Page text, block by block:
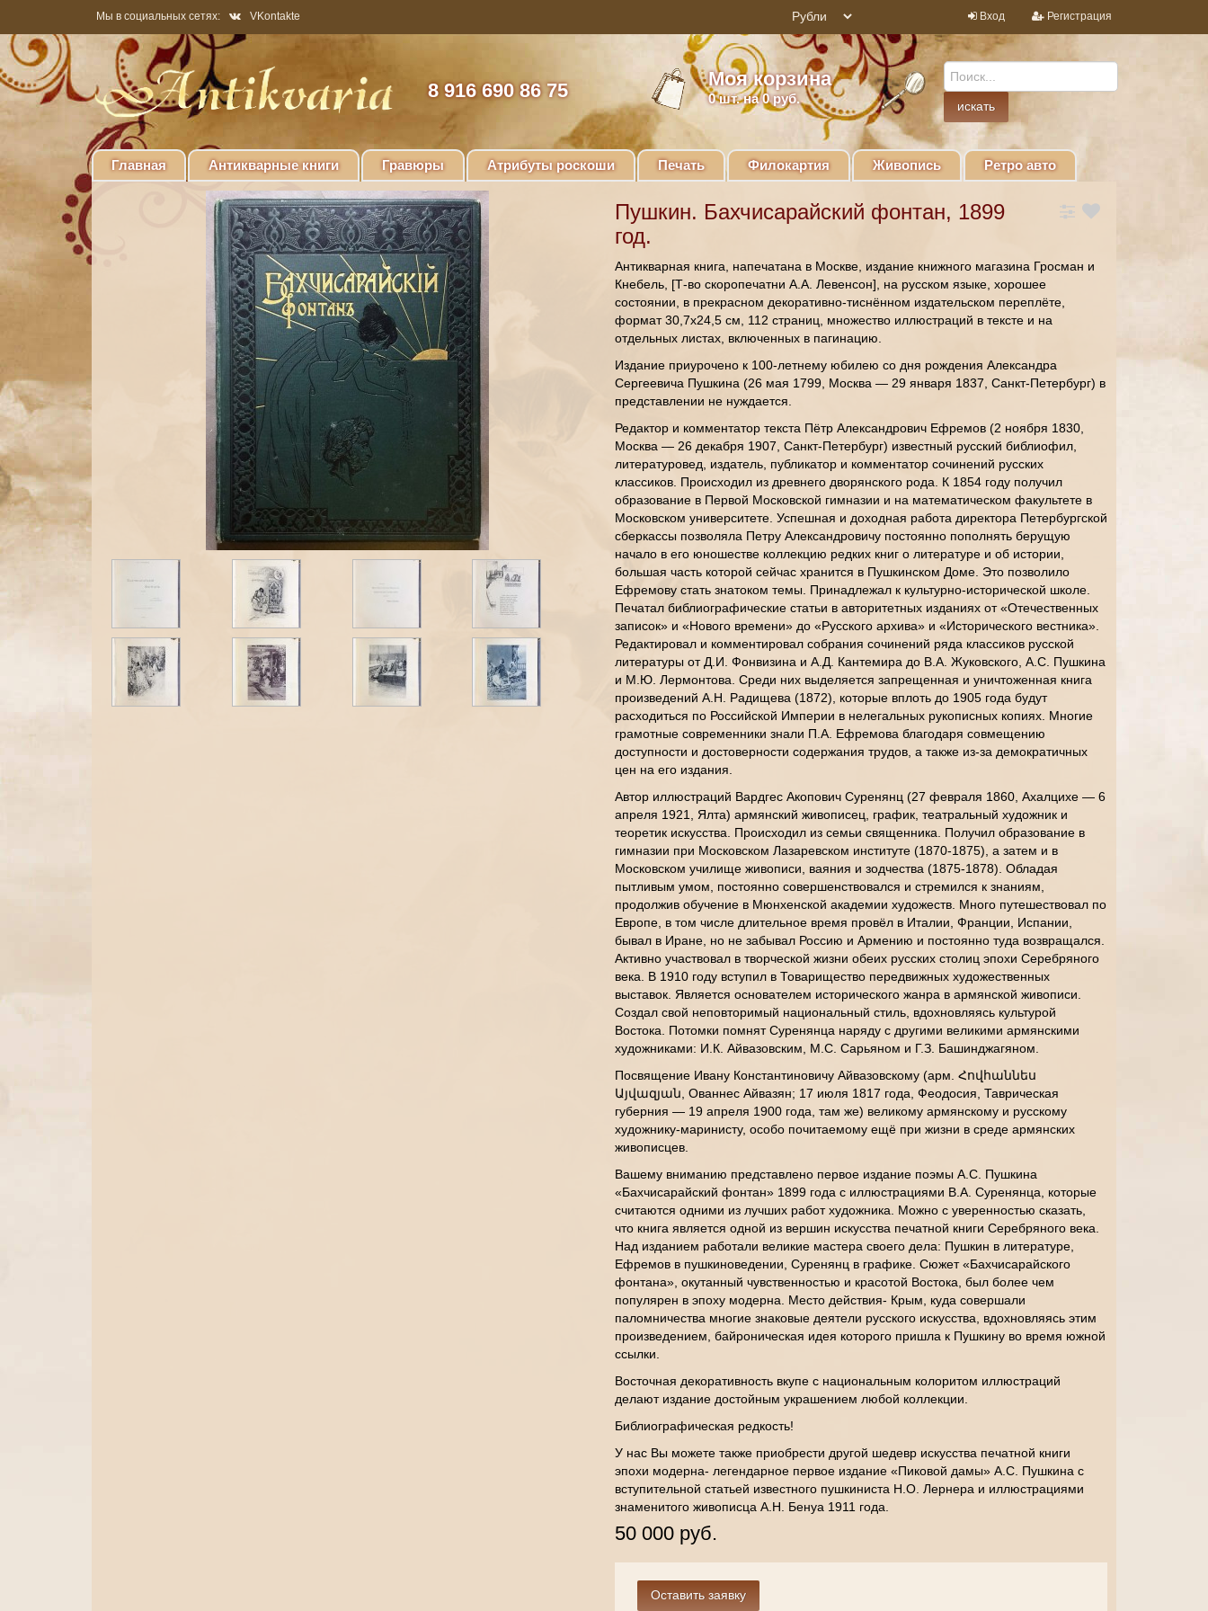
Мы в социальных сетях: VKontakte Вход Регистрация
8 916 690 86 75
Моя корзина
0шт. на 0 руб.
Главная Антикварные книги Гравюры Атрибуты роскоши Печать Филокартия Живопись Ретро авто
Пушкин. Бахчисарайский фонтан, 1899
год.
Антикварная книга, напечатана в Москве, издание книжного магазина Гросман и
Кнебель, [Т-во скоропечатни А.А. Левенсон], на русском языке, хорошее
состоянии, в прекрасном декоративно-тиснённом издательском переплёте,
формат 30,7х24,5 см, 112 страниц, множество иллюстраций в тексте и на
отдельных листах, включенных в пагинацию.
Издание приурочено к 100-летнему юбилею со дня рождения Александра
Сергеевича Пушкина (26 мая 1799, Москва — 29 января 1837, Санкт-Петербург) в
представлении не нуждается.
Редактор и комментатор текста Пётр Александрович Ефремов (2 ноября 1830,
Москва — 26 декабря 1907, Санкт-Петербург) известный русский библиофил,
литературовед, издатель, публикатор и комментатор сочинений русских
классиков. Происходил из древнего дворянского рода. К 1854 году получил
образование в Первой Московской гимназии и на математическом факультете в
Московском университете. Успешная и доходная работа директора Петербургской
сберкассы позволяла Петру Александровичу постоянно пополнять берущую
начало в его юношестве коллекцию редких книг о литературе и об истории,
большая часть которой сейчас хранится в Пушкинском Доме. Это позволило
Ефремову стать знатоком темы. Принадлежал к культурно-исторической школе.
Печатал библиографические статьи в авторитетных изданиях от «Отечественных
записок» и «Нового времени» до «Русского архива» и «Исторического вестника».
Редактировал и комментировал собрания сочинений ряда классиков русской
литературы от Д.И. Фонвизина и А.Д. Кантемира до В.А. Жуковского, А.С. Пушкина
и М.Ю. Лермонтова. Среди них выделяется запрещенная и уничтоженная книга
произведений А.Н. Радищева (1872), которые вплоть до 1905 года будут
расходиться по Российской Империи в нелегальных рукописных копиях. Многие
грамотные современники знали П.А. Ефремова благодаря совмещению
доступности и достоверности содержания трудов, а также из-за демократичных
цен на его издания.
Автор иллюстраций Вардгес Акопович Суренянц (27 февраля 1860, Ахалцихе — 6
апреля 1921, Ялта) армянский живописец, график, театральный художник и
теоретик искусства. Происходил из семьи священника. Получил образование в
гимназии при Московском Лазаревском институте (1870-1875), а затем и в
Московском училище живописи, ваяния и зодчества (1875-1878). Обладая
пытливым умом, постоянно совершенствовался и стремился к знаниям,
продолжив обучение в Мюнхенской академии художеств. Много путешествовал по
Европе, в том числе длительное время провёл в Италии, Франции, Испании,
бывал в Иране, но не забывал Россию и Армению и постоянно туда возвращался.
Активно участвовал в творческой жизни обеих русских столиц эпохи Серебряного
века. В 1910 году вступил в Товарищество передвижных художественных
выставок. Является основателем исторического жанра в армянской живописи.
Создал свой неповторимый национальный стиль, вдохновляясь культурой
Востока. Потомки помнят Суренянца наряду с другими великими армянскими
художниками: И.К. Айвазовским, М.С. Сарьяном и Г.З. Башинджагяном.
Посвящение Ивану Константиновичу Айвазовскому (арм. Հովհաննես
Այվազյան, Ованнес Айвазян; 17 июля 1817 года, Феодосия, Таврическая
губерния — 19 апреля 1900 года, там же) великому армянскому и русскому
художнику-маринисту, особо почитаемому ещё при жизни в среде армянских
живописцев.
Вашему вниманию представлено первое издание поэмы А.С. Пушкина
«Бахчисарайский фонтан» 1899 года с иллюстрациями В.А. Суренянца, которые
считаются одними из лучших работ художника. Можно с уверенностью сказать,
что книга является одной из вершин искусства печатной книги Серебряного века.
Над изданием работали великие мастера своего дела: Пушкин в литературе,
Ефремов в пушкиноведении, Суренянц в графике. Сюжет «Бахчисарайского
фонтана», окутанный чувственностью и красотой Востока, был более чем
популярен в эпоху модерна. Место действия- Крым, куда совершали
паломничества многие знаковые деятели русского искусства, вдохновляясь этим
произведением, байроническая идея которого пришла к Пушкину во время южной
ссылки.
Восточная декоративность вкупе с национальным колоритом иллюстраций
делают издание достойным украшением любой коллекции.
Библиографическая редкость!
У нас Вы можете также приобрести другой шедевр искусства печатной книги
эпохи модерна- легендарное первое издание «Пиковой дамы» А.С. Пушкина с
вступительной статьей известного пушкиниста Н.О. Лернера и иллюстрациями
знаменитого живописца А.Н. Бенуа 1911 года.
50 000 руб.